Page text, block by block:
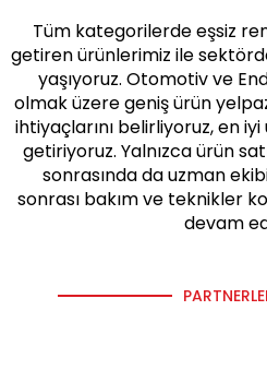
Tüm kategorilerde eşsiz
getiren ürünlerimiz ile
yaşıyoruz. Otomotiv ve
olmak üzere geniş ürün
ihtiyaçlarını belirliyoruz, en
getiriyoruz. Yalnızca ürün
sonrasında da uzman
sonrası bakım ve teknikler
devam